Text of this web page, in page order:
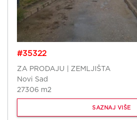
#35322
ZA PRODAJU | ZEMLJIŠTA
Novi Sad
27306 m2
SAZNAJ VIŠE